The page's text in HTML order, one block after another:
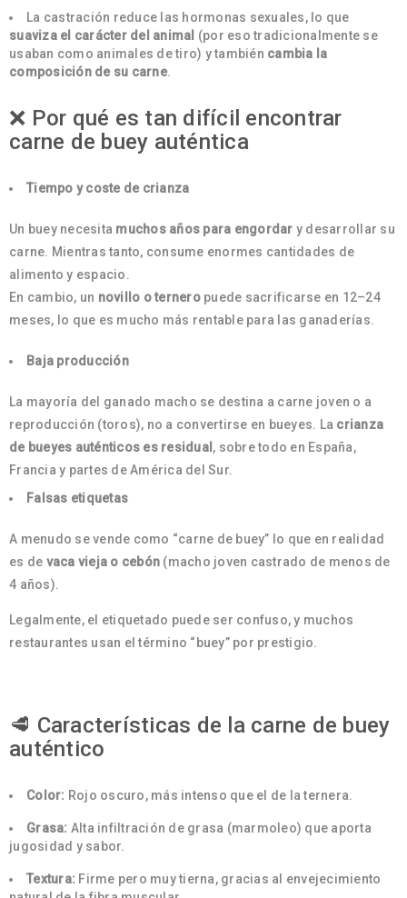
La castración reduce las hormonas sexuales, lo que
suaviza el carácter del animal (por eso tradicionalmente se
usaban como animales de tiro) y también cambia la
composición de su carne.
❌ Por qué es tan difícil encontrar
carne de buey auténtica
Tiempo y coste de crianza
Un buey necesita muchos años para engordar y desarrollar su
carne. Mientras tanto, consume enormes cantidades de
alimento y espacio.
En cambio, un novillo o terneropuede sacrificarse en 12–24
meses, lo que es mucho más rentable para las ganaderías.
Baja producción
La mayoría del ganado macho se destina a carne joven o a
reproducción (toros), no a convertirse en bueyes. La crianza
de bueyes auténticos es residual , sobre todo en España,
Francia y partes de América del Sur.
Falsas etiquetas
A menudo se vende como “carne de buey” lo que en realidad
es de vaca vieja o cebón (macho joven castrado de menos de
4 años).
Legalmente, el etiquetado puede ser confuso, y muchos
restaurantes usan el término “buey” por prestigio.
🥩 Características de la carne de buey
auténtico
Color: Rojo oscuro, más intenso que el de la ternera.
Grasa: Alta infiltración de grasa (marmoleo) que aporta
jugosidad y sabor.
Textura: Firme pero muy tierna, gracias al envejecimiento